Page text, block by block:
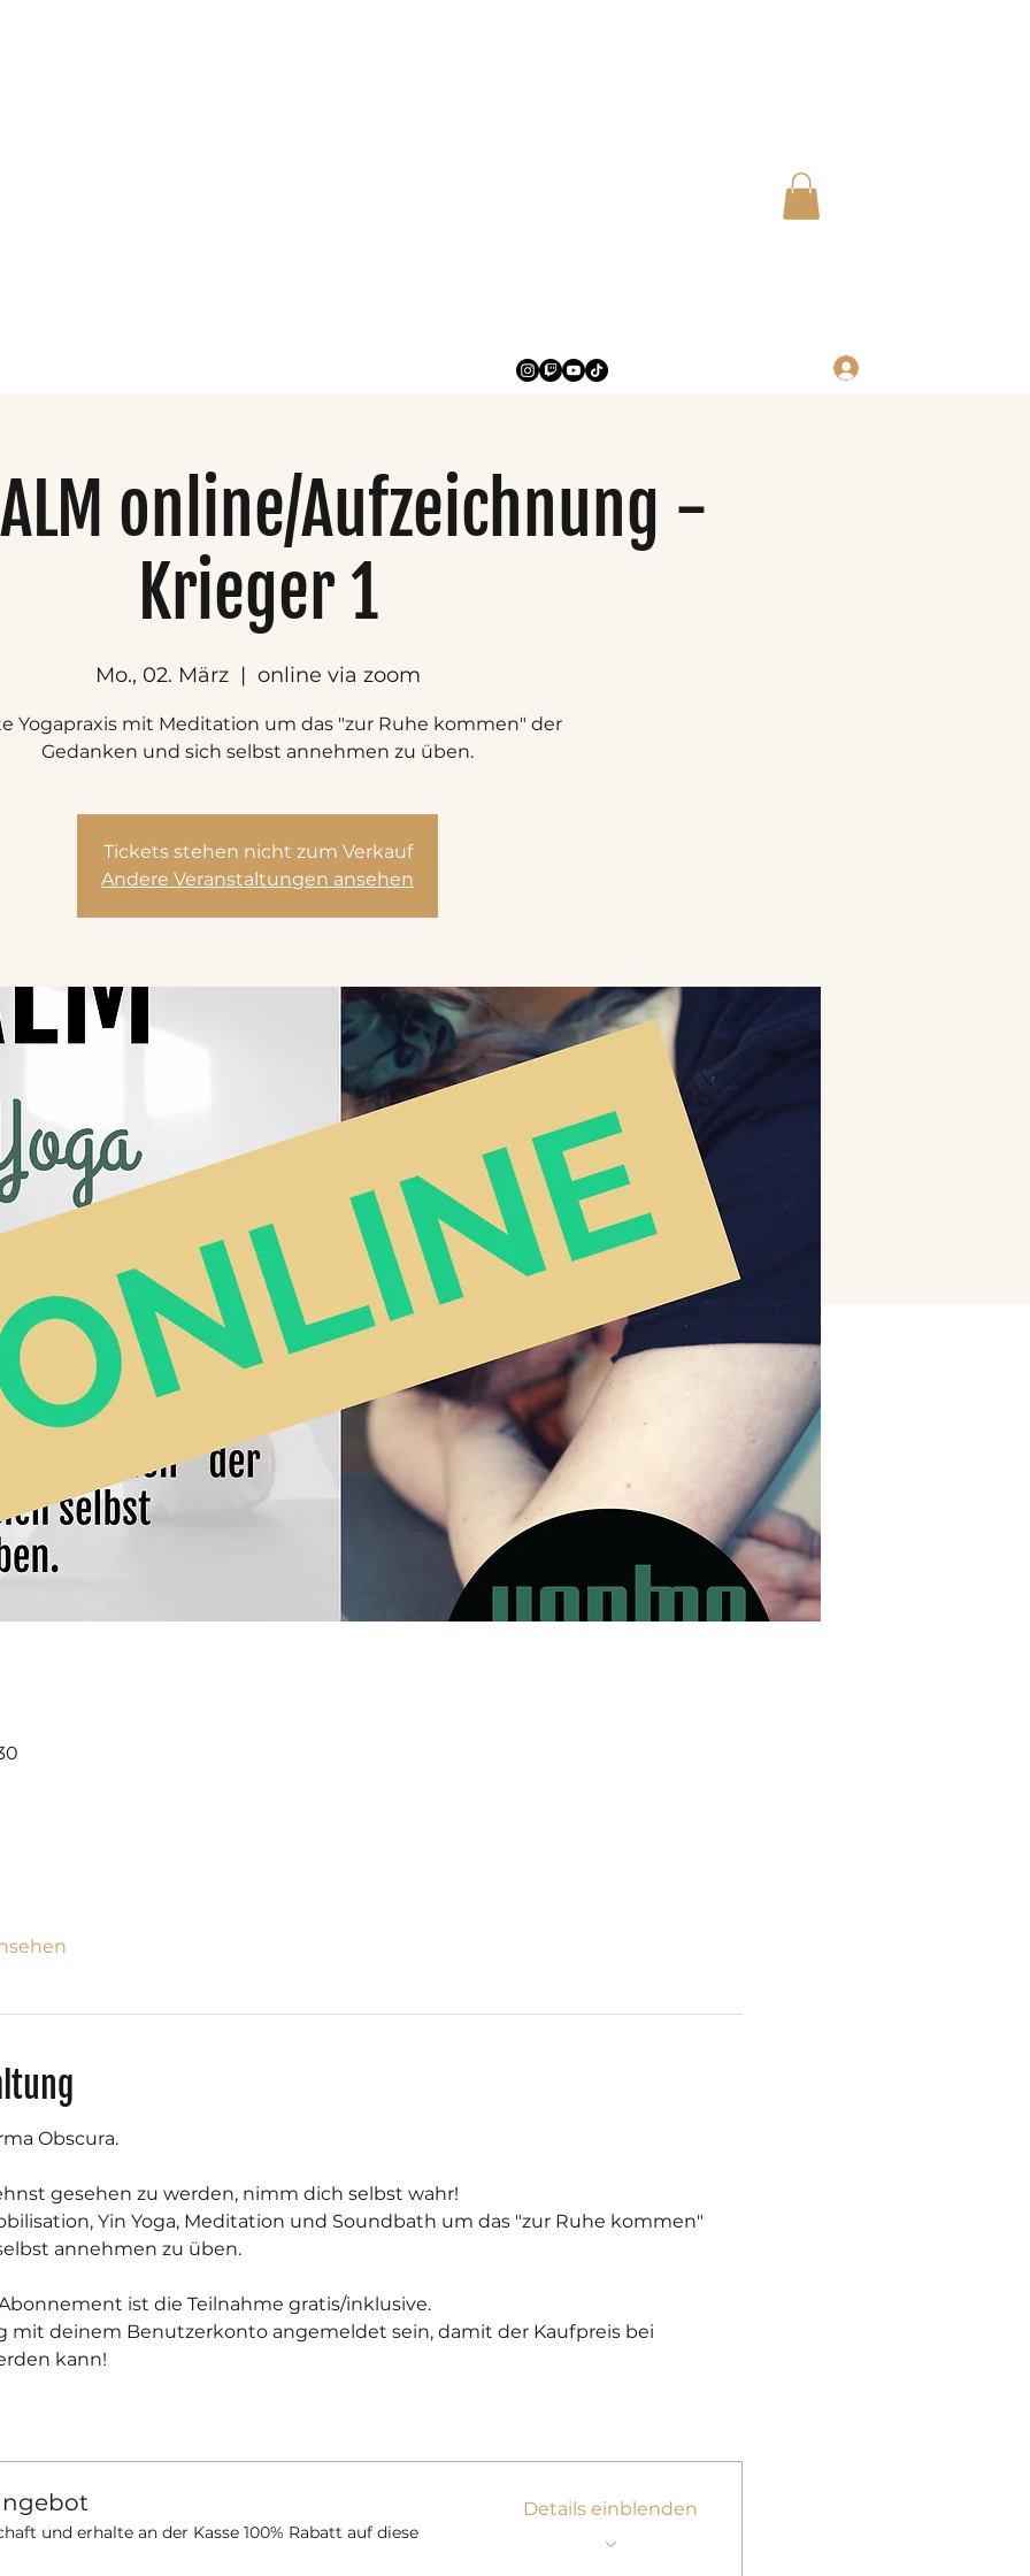
online/Aufzeichnung -
Krieger 1
Mo., 02. März
  |
online via zoom
Yogapraxis mit Meditation um das "zur Ruhe kommen" der
Gedanken und sich selbst annehmen zu üben.
Tickets stehen nicht zum Verkauf
Andere Veranstaltungen ansehen
Obscura.
gesehen zu werden, nimm dich selbst wahr!
Yin Yoga, Meditation und Soundbath um das "zur Ruhe kommen"
annehmen zu üben.
ist die Teilnahme gratis/inklusive.
mit deinem Benutzerkonto angemeldet sein, damit der Kaufpreis bei
kann!
und erhalte an der Kasse 100% Rabatt auf diese
Details einblenden